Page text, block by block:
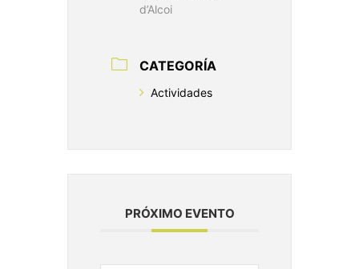
d’Alcoi
CATEGORÍA
Actividades
PRÓXIMO EVENTO